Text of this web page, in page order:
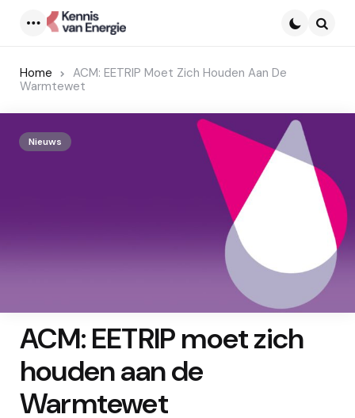
Home
ACM: EETRIP Moet Zich Houden Aan De
Warmtewet
Nieuws
ACM: EETRIP moet zich
houden aan de
Warmtewet